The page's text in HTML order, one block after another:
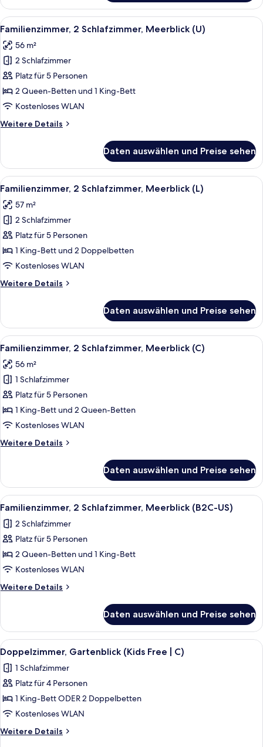
Meerblick
(E)
Alle
Fotos
für
Familienzimmer,
2 Schlafzimmer,
Meerblick
(U)
Ein Hotelzimmer mit Bett,
5
Familienzimmer, 2 Schlafzimmer, Meerblick (U)
56 m²
2 Schlafzimmer
Platz für 5 Personen
2 Queen-Betten und 1 King-Bett
Kostenloses WLAN
Weitere Details
Weitere
2 Schlafzimmer,
Meerblick
(U)
Daten auswählen und Preise sehen
Alle
Fotos
für
Familienzimmer,
2 Schlafzimmer,
Meerblick
(L)
Ein Hotelzimmer mit Bett,
5
Familienzimmer, 2 Schlafzimmer, Meerblick (L)
57 m²
2 Schlafzimmer
Platz für 5 Personen
1 King-Bett und 2 Doppelbetten
Kostenloses WLAN
Weitere Details
Weitere
2 Schlafzimmer,
Meerblick
(L)
Daten auswählen und Preise sehen
Alle
Fotos
für
Familienzimmer,
2 Schlafzimmer,
Meerblick
(C)
Ein Hotelzimmer mit Bett,
5
Familienzimmer, 2 Schlafzimmer, Meerblick (C)
56 m²
1 Schlafzimmer
Platz für 5 Personen
1 King-Bett und 2 Queen-Betten
Kostenloses WLAN
Weitere Details
Weitere
2 Schlafzimmer,
Meerblick
(C)
Daten auswählen und Preise sehen
Alle
Fotos
für
Familienzimmer,
2 Schlafzimmer,
Meerblick
(B2C-
US)
Ein Hotelzimmer mit Bett,
5
Familienzimmer, 2 Schlafzimmer, Meerblick (B2C-US)
2 Schlafzimmer
Platz für 5 Personen
2 Queen-Betten und 1 King-Bett
Kostenloses WLAN
Weitere Details
Weitere
2 Schlafzimmer,
Meerblick
(B2C-
Daten auswählen und Preise sehen
Alle
Fotos
für
Doppelzimmer,
Gartenblick
(Kids
Free
|
Ein Hotelzimmer mit einem großen
5
Doppelzimmer, Gartenblick (Kids Free | C)
1 Schlafzimmer
Platz für 4 Personen
1 King-Bett ODER 2 Doppelbetten
Kostenloses WLAN
Weitere Details
Weitere